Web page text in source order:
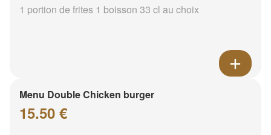
1 portion de frites 1 boisson 33 cl au choix
Menu Double Chicken burger
15.50 €